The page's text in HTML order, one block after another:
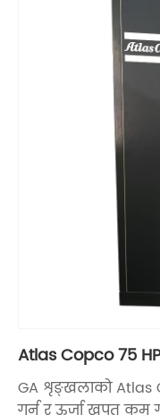
Atlas Copco 75
GA शृङ्खलाको Atlas